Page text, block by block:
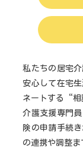
私たちの居宅
安心して在宅
ネートする“相
介護支援専門
険の申請手続
の連携や調整ま